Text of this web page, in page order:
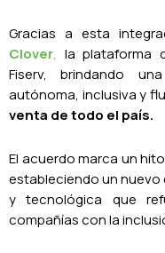
Gracias a esta
Clover, la plataforma
Fiserv, brindando
autónoma, inclusiva y
venta de todo el país.
El acuerdo marca un
estableciendo un
y tecnológica que
compañías con la